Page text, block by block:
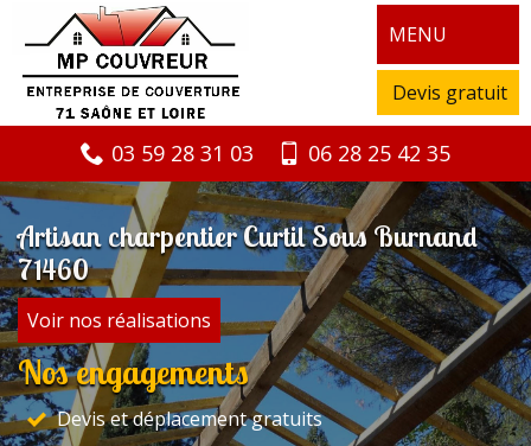
MENU
Devis gratuit
03 59 28 31 03 06 28 25 42 35
Artisan charpentier Curtil Sous Burnand
71460
Voir nos réalisations
Nos engagements
Devis et déplacement gratuits